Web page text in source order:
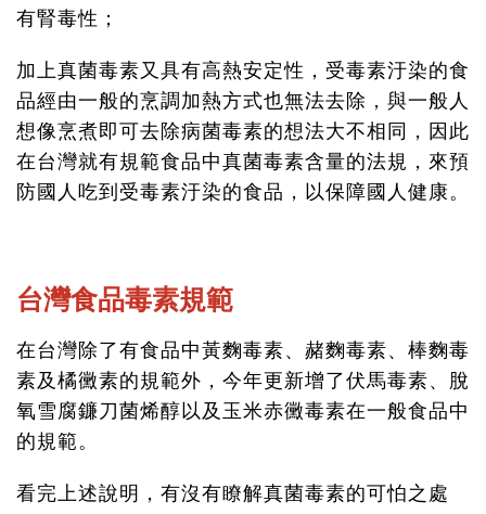
有腎毒性；
加上真菌毒素又具有高熱安定性，受毒素汙染的食
品經由一般的烹調加熱方式也無法去除，與一般人
想像烹煮即可去除病菌毒素的想法大不相同，因此
在台灣就有規範食品中真菌毒素含量的法規，來預
防國人吃到受毒素汙染的食品，以保障國人健康。
台灣食品毒素規範
在台灣除了有食品中黃麴毒素、赭麴毒素、棒麴毒
素及橘黴素的規範外，今年更新增了伏馬毒素、脫
氧雪腐鐮刀菌烯醇以及玉米赤黴毒素在一般食品中
的規範。
看完上述說明，有沒有瞭解真菌毒素的可怕之處